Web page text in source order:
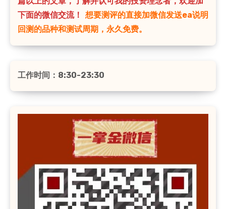
下面的微信交流！
想要测评的直接加微信发送ea说明
回测的品种和测试周期，永久免费。
工作时间：8:30-23:30